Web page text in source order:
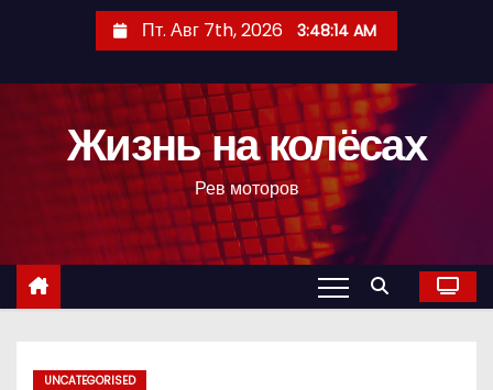
с
Пт. Авг 7th, 2026 3:48:15 AM
Жизнь на колёсах
Рев моторов
UNCATEGORISED